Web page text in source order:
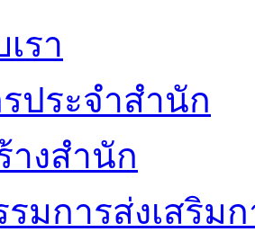
รา
ประจำสำนัก
างสำนัก
มการส่งเสริม